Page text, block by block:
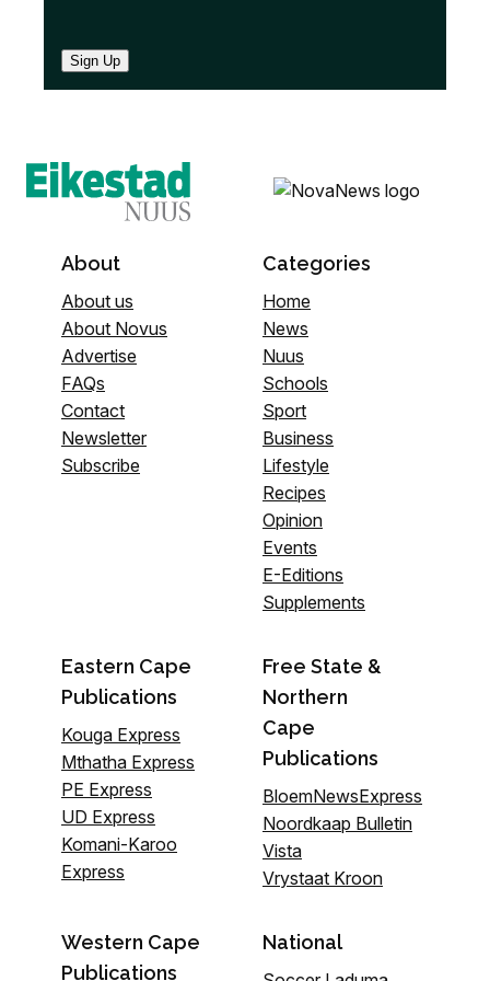
Sign Up
About
About us
About Novus
Advertise
FAQs
Contact
Newsletter
Subscribe
Categories
Home
News
Nuus
Schools
Sport
Business
Lifestyle
Recipes
Opinion
Events
E-Editions
Supplements
Eastern Cape
Publications
Kouga Express
Mthatha Express
PE Express
UD Express
Komani-Karoo
Express
Free State &
Northern
Cape
Publications
BloemNewsExpress
Noordkaap Bulletin
Vista
Vrystaat Kroon
Western Cape
Publications
National